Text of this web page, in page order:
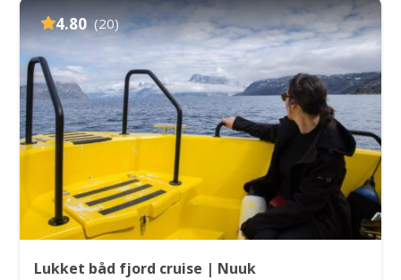
4.80 (20)
Lukket båd fjord cruise | Nuuk